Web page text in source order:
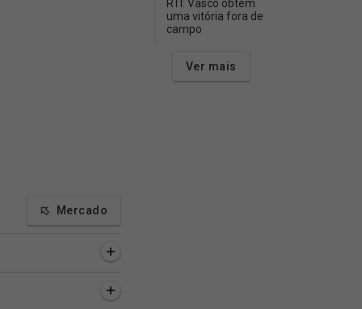
Mercado
RTI: Vasco obtém
uma vitória fora de
campo
Ver mais